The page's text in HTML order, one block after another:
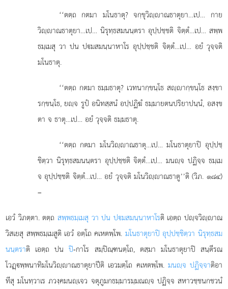
‘‘ตตฺถ กตมา มโนธาตุ? จกฺขุวิฺาณธาตุยา…เป… กาย
วิฺาณธาตุยา…เป… นิรุทฺธสมนนฺตรา อุปฺปชฺชติ จิตฺตํ…เป… สพฺพ
ธมฺเมสุ วา ปน ปมสมนฺนาหาโร อุปฺปชฺชติ จิตฺตํ…เป… อยํ วุจฺจติ
มโนธาตุ.
‘‘ตตฺถ กตมา ธมฺมธาตุ? เวทนากฺขนฺโธ สฺากฺขนฺโธ สงฺขา
รกฺขนฺโธ, ยฺจ รูปํ อนิทสฺสนํ อปฺปฏิฆํ ธมฺมายตนปริยาปนฺนํ, อสงฺข
ตา จ ธาตุ…เป… อยํ วุจฺจติ ธมฺมธาตุ.
‘‘ตตฺถ กตมา มโนวิฺาณธาตุ…เป… มโนธาตุยาปิ อุปฺปชฺ
ชิตฺวา นิรุทฺธสมนนฺตรา อุปฺปชฺชติ จิตฺตํ…เป… มนฺจ ปฏิจฺจ ธมฺเม
จ อุปฺปชฺชติ จิตฺตํ…เป… อยํ วุจฺจติ มโนวิฺาณธาตู’’ติ (วิภ. ๑๘๔)
–
เอวํ วิภตฺตา. ตตฺถ สพฺพธมฺเมสุ วา ปน ปมสมนฺนาหาโรติ เอตฺถ ปฺจวิฺาณ
วิสเยสุ สพฺพธมฺเมสูติ เอวํ อตฺโถ คเหตพฺโพ. มโนธาตุยาปิ อุปฺปชฺชิตฺวา นิรุทฺธสม
นนฺตราติ เอตฺถ ปนปิ-กาโร สมฺปิณฺฑนตฺโถ, ตสฺมา มโนธาตุยาปิ สนฺตีรณ
โวฏฺพฺพนาทิมโนวิฺาณธาตุยาปีติ เอวมตฺโถ คเหตพฺโพ. มนฺจ ปฏิจฺจาติอา
ทีสุ มโนทฺวาเร ภวงฺคมนฺเจว จตุภูมกธมฺมารมฺมณฺจ ปฏิจฺจ สหาวชฺชนกชวนํ